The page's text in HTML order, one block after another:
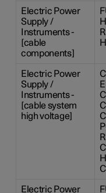
Electric Power
Supply /
Instruments -
[cable
components]
Electric Power
Supply /
Instruments -
[cable system
high voltage]
Electric Power